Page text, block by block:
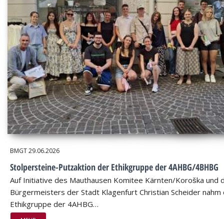
BMGT29.06.2026
Stolpersteine-Putzaktion der Ethikgruppe der 4AHBG/4BHBG
Auf Initiative des Mauthausen Komitee Kärnten/Koroška und
Bürgermeisters der Stadt Klagenfurt Christian Scheider nahm
Ethikgruppe der 4AHBG…